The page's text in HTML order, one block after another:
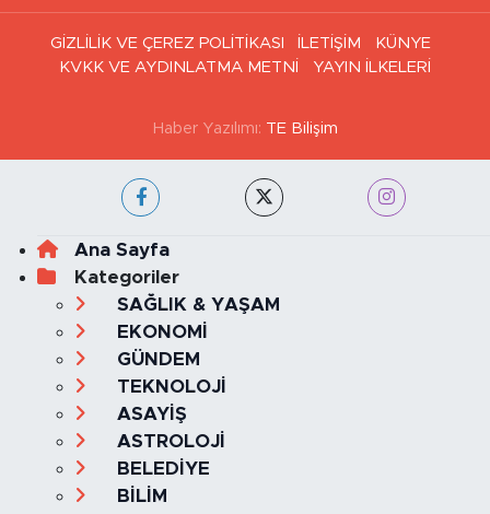
GİZLİLİK VE ÇEREZ POLİTİKASI İLETİŞİM
KÜNYE
KVKK VE AYDINLATMA METNİ
YAYIN İLKELERİ
Haber Yazılımı: TE Bilişim
Ana Sayfa
Kategoriler
SAĞLIK & YAŞAM
EKONOMİ
GÜNDEM
TEKNOLOJİ
ASAYİŞ
ASTROLOJİ
BELEDİYE
BİLİM